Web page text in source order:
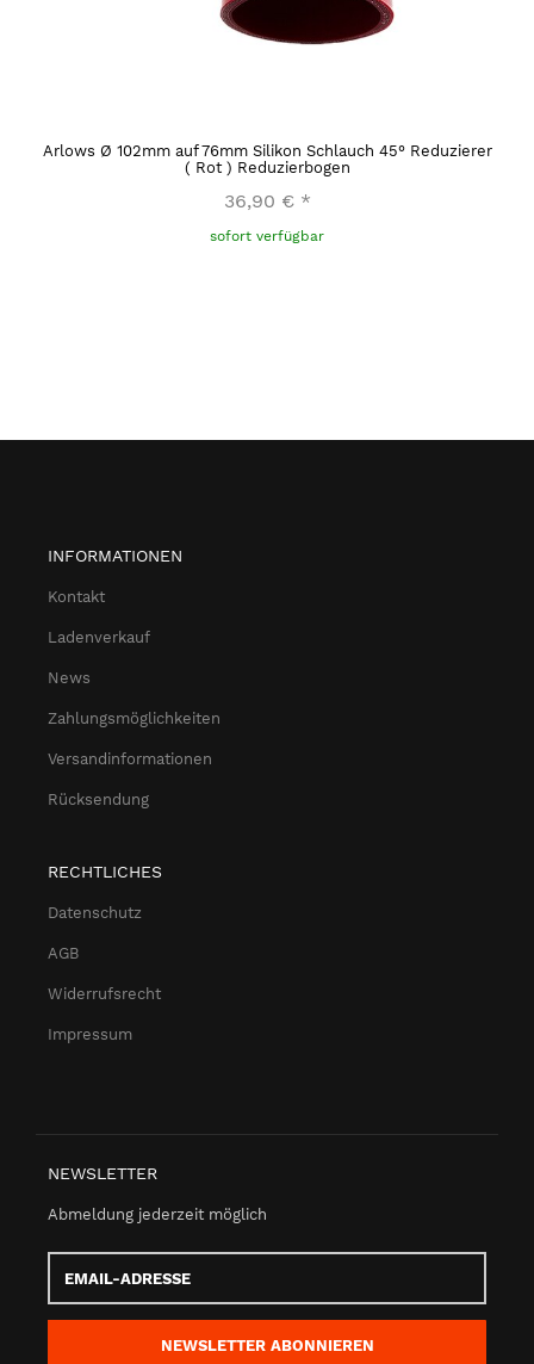
Arlows Ø 102mm auf 76mm Silikon Schlauch 45° Reduzierer
( Rot ) Reduzierbogen
36,90 € *
sofort verfügbar
INFORMATIONEN
Kontakt
Ladenverkauf
News
Zahlungsmöglichkeiten
Versandinformationen
Rücksendung
RECHTLICHES
Datenschutz
AGB
Widerrufsrecht
Impressum
NEWSLETTER
Abmeldung jederzeit möglich
Adresse
NEWSLETTER ABONNIEREN